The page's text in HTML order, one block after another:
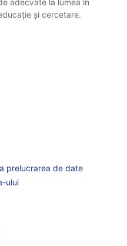
adecvate la lumea în
și cercetare.
prelucrarea de date
ului